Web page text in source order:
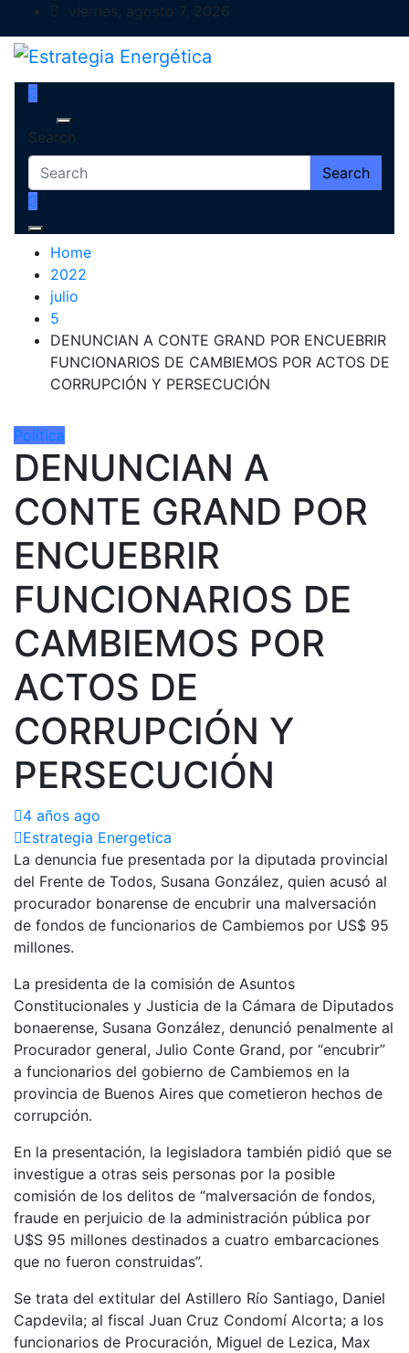
to
content
viernes, agosto 7, 2026
Estrategia Energética
Magazine de Debate
Search
Search
Home
2022
julio
5
DENUNCIAN A CONTE GRAND POR ENCUEBRIR
FUNCIONARIOS DE CAMBIEMOS POR ACTOS DE
CORRUPCIÓN Y PERSECUCIÓN
Política
DENUNCIAN A
CONTE GRAND POR
ENCUEBRIR
FUNCIONARIOS DE
CAMBIEMOS POR
ACTOS DE
CORRUPCIÓN Y
PERSECUCIÓN
4 años ago
Estrategia Energetica
La denuncia fue presentada por la diputada provincial
del Frente de Todos, Susana González, quien acusó al
procurador bonarense de encubrir una malversación
de fondos de funcionarios de Cambiemos por US$ 95
millones.
La presidenta de la comisión de Asuntos
Constitucionales y Justicia de la Cámara de Diputados
bonaerense, Susana González, denunció penalmente al
Procurador general, Julio Conte Grand, por “encubrir”
a funcionarios del gobierno de Cambiemos en la
provincia de Buenos Aires que cometieron hechos de
corrupción.
En la presentación, la legisladora también pidió que se
investigue a otras seis personas por la posible
comisión de los delitos de “malversación de fondos,
fraude en perjuicio de la administración pública por
U$S 95 millones destinados a cuatro embarcaciones
que no fueron construidas”.
Se trata del extitular del Astillero Río Santiago, Daniel
Capdevila; al fiscal Juan Cruz Condomí Alcorta; a los
funcionarios de Procuración, Miguel de Lezica, Max